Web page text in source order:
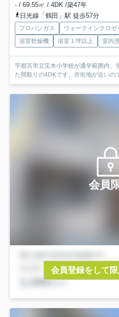
- / 69.55㎡ / 4DK /築47年
日光線「鶴田」駅 徒歩57分
プロパンガス ウォークインクロゼ
浴室乾燥機
浴室１坪以上 室内
宇都宮市立宝木小学校が通学範囲内、
た間取りの4DKです。市街地が近いの
会員
会員登録をして